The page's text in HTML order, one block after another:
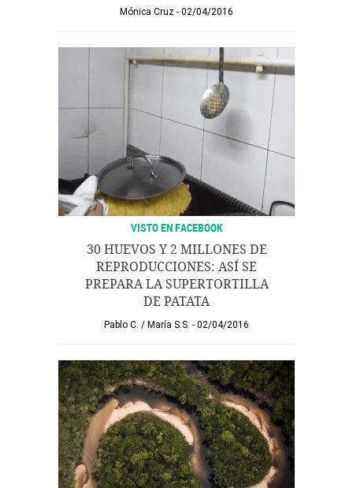
Mónica Cruz 02/04/2016
VISTO EN FACEBOOK
30 HUEVOS Y 2 MILLONES DE
REPRODUCCIONES: ASÍ SE
PREPARA LA SUPERTORTILLA
DE PATATA
Pablo C. / María S.S. 02/04/2016